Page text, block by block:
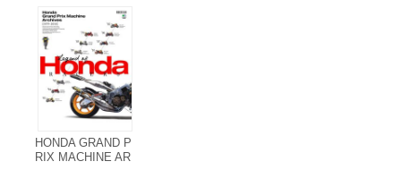
2006RC211V●2006TeamRobertsKR211V●2003-2005MoriwakiM
D211VF●2007RC212V●2008RC212V●2009RC212V●2010RC2
12V●HRC取締役副社長中本修平●奥付
HONDA GRAND P
RIX MACHINE AR